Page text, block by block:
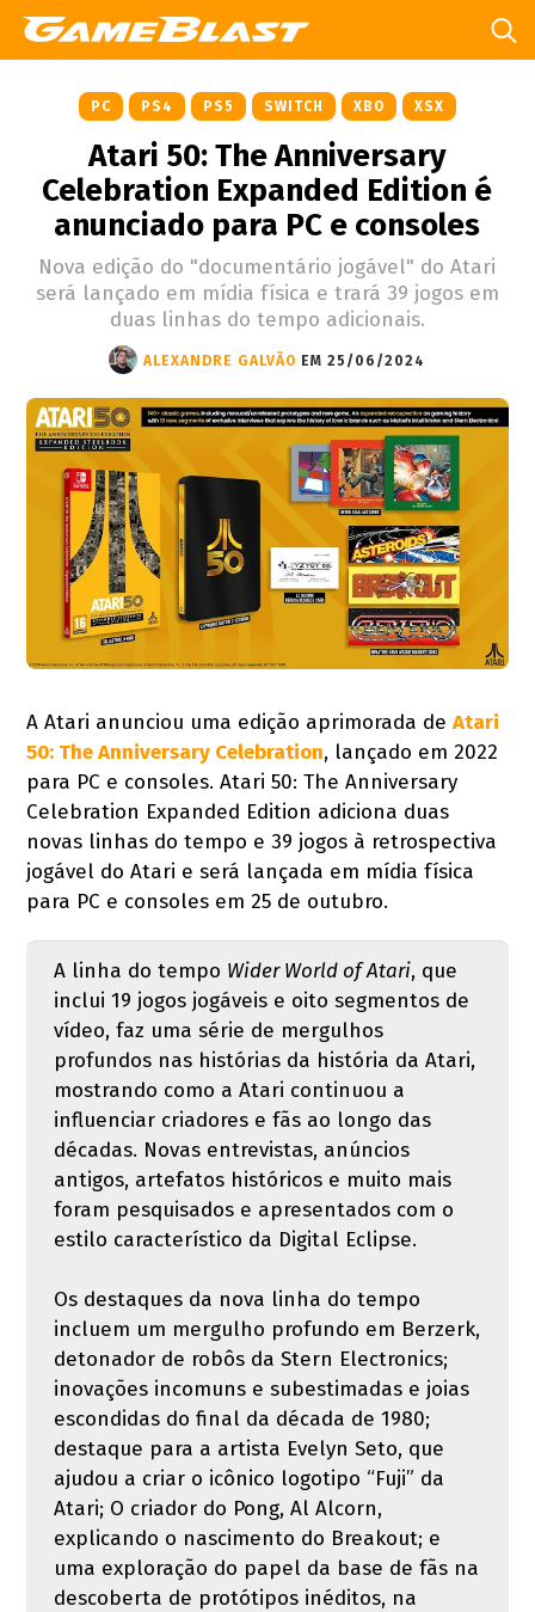
PC PS4 PS5 SWITCH XBO XSX
Atari 50: The Anniversary
Celebration Expanded Edition é
anunciado para PC e consoles
Nova edição do "documentário jogável" do Atari
será lançado em mídia física e trará 39 jogos em
duas linhas do tempo adicionais.
ALEXANDRE GALVÃO EM 25/06/2024
A Atari anunciou uma edição aprimorada deAtari
50: The Anniversary Celebration, lançado em 2022
para PC e consoles. Atari 50: The Anniversary
Celebration Expanded Edition adiciona duas
novas linhas do tempo e 39 jogos à retrospectiva
jogável do Atari e será lançada em mídia física
para PC e consoles em 25 de outubro.
A linha do tempo Wider World of Atari, que
inclui 19 jogos jogáveis ​​e oito segmentos de
vídeo, faz uma série de mergulhos
profundos nas histórias da história da Atari,
mostrando como a Atari continuou a
influenciar criadores e fãs ao longo das
décadas. Novas entrevistas, anúncios
antigos, artefatos históricos e muito mais
foram pesquisados ​​e apresentados com o
estilo característico da Digital Eclipse.
Os destaques da nova linha do tempo
incluem um mergulho profundo em Berzerk,
detonador de robôs da Stern Electronics;
inovações incomuns e subestimadas e joias
escondidas do final da década de 1980;
destaque para a artista Evelyn Seto, que
ajudou a criar o icônico logotipo “Fuji” da
Atari; O criador do Pong, Al Alcorn,
explicando o nascimento do Breakout; e
uma exploração do papel da base de fãs na
descoberta de protótipos inéditos, na